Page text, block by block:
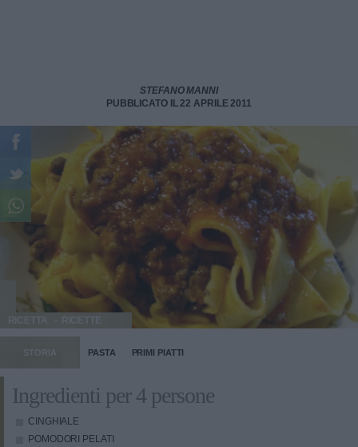
STEFANO MANNI
PUBBLICATO IL 22 APRILE 2011
RICETTA
STORIA PASTA PRIMI PIATTI
Ingredienti per 4 persone
CINGHIALE
POMODORI PELATI